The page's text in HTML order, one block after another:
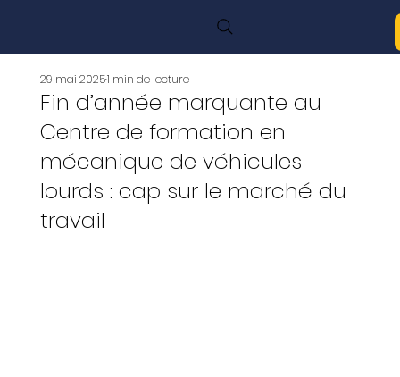
Fin d’année marquante au
Centre de formation en
mécanique de véhicules
lourds : cap sur le marché du
travail
29 mai 20251 min de lecture